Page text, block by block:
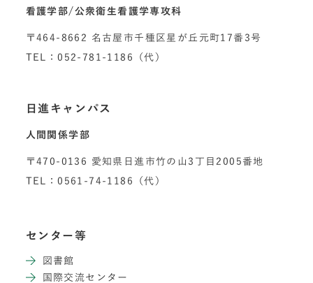
看護学部/公衆衛生看護学専攻科
〒464-8662 名古屋市千種区星が丘元町17番3号
TEL：052-781-1186（代）
日進キャンパス
人間関係学部
〒470-0136 愛知県日進市竹の山3丁目2005番地
TEL：0561-74-1186（代）
センター等
図書館
国際交流センター